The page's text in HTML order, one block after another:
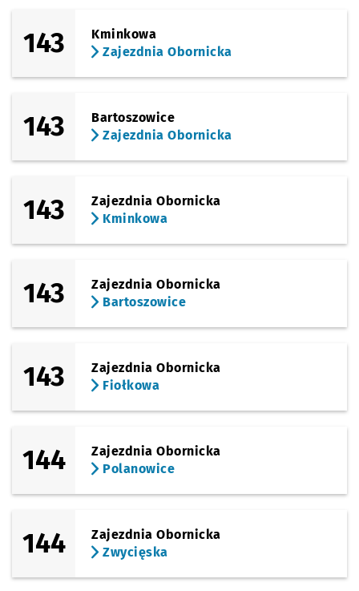
143
Kminkowa
Zajezdnia Obornicka
143
Bartoszowice
Zajezdnia Obornicka
143
Zajezdnia Obornicka
Kminkowa
143
Zajezdnia Obornicka
Bartoszowice
143
Zajezdnia Obornicka
Fiołkowa
144
Zajezdnia Obornicka
Polanowice
144
Zajezdnia Obornicka
Zwycięska